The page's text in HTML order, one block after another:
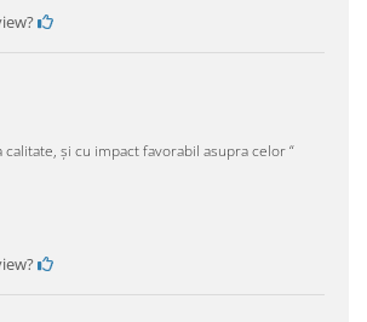
și cu impact favorabil asupra celor “